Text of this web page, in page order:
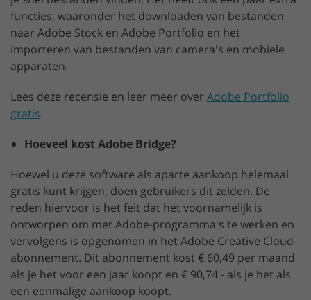
functies, waaronder het downloaden van bestanden
naar Adobe Stock en Adobe Portfolio en het
importeren van bestanden van camera's en mobiele
apparaten.
Lees deze recensie en leer meer over Adobe Portfolio
gratis.
Hoeveel kost Adobe Bridge?
Hoewel u deze software als aparte aankoop helemaal
gratis kunt krijgen, doen gebruikers dit zelden. De
reden hiervoor is het feit dat het voornamelijk is
ontworpen om met Adobe-programma's te werken en
vervolgens is opgenomen in het Adobe Creative Cloud-
abonnement. Dit abonnement kost € 60,49 per maand
als je het voor een jaar koopt en € 90,74 - als je het als
een eenmalige aankoop koopt.